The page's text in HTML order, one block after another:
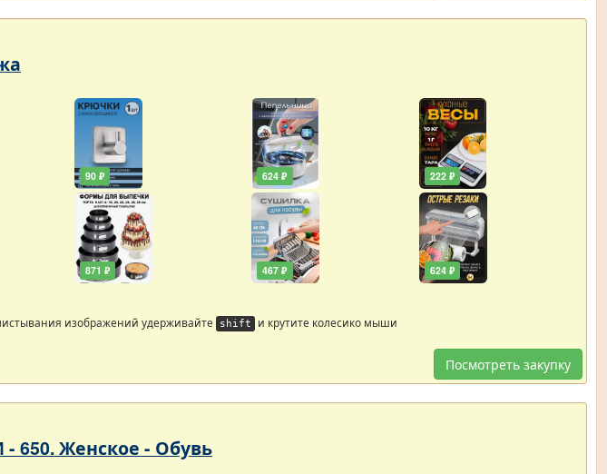
90 ₽
871 ₽
624 ₽
467 ₽
222 ₽
624 ₽
изображений удерживайте shift и крутите колесико мыши
Посмотреть закупку
650. Женское - Обувь